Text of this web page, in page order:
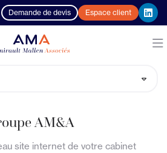
Demande de devis Espace client
AM&A
site internet de votre cabinet